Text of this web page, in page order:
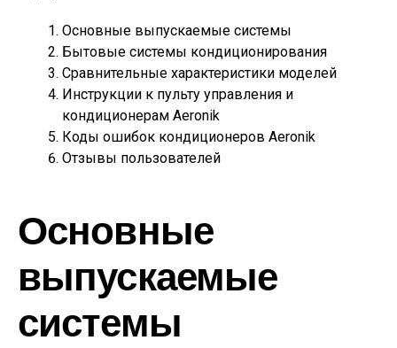
Основные выпускаемые системы
Бытовые системы кондиционирования
Сравнительные характеристики моделей
Инструкции к пульту управления и
кондиционерам Aeronik
Коды ошибок кондиционеров Aeronik
Отзывы пользователей
Основные
выпускаемые
системы